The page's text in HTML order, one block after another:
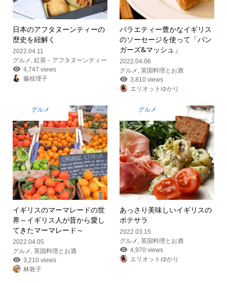
日本のアフタヌーンティーの
歴史を紐解く
2022.04.11
グルメ 紅茶・アフタヌーンティー
4,747 views
藤枝理子
バラエティー豊かなイギリス
のソーセージを使って「バン
ガーズ&マッシュ」
2022.04.06
グルメ ,英国料理とお酒
3,810 views
エリオットゆかり
グルメ
イギリスのマーマレードの世
界 ～イギリス人が昔から愛し
てきたマーマレード～
2022.04.05
グルメ , 英国料理とお酒
3,210 views
林敦子
グルメ
あっさり美味しいイギリスの
ポテサラ
2022.03.15
グルメ ,英国料理とお酒
4,970 views
エリオットゆかり